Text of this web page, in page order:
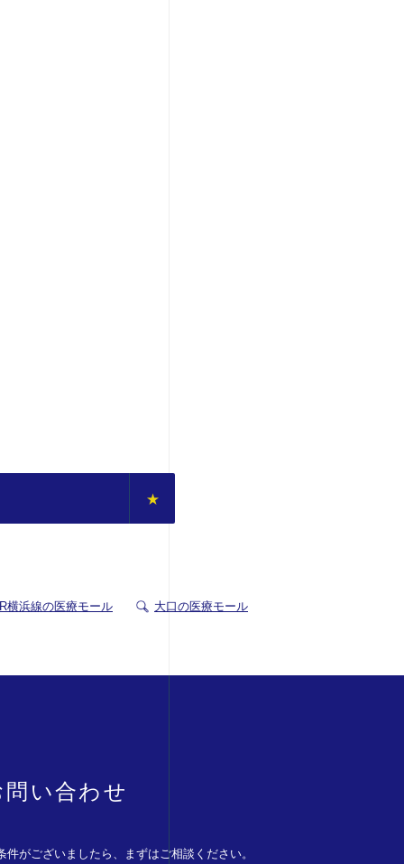
横浜線の医療モール 大口の医療モール
い合わせ
がございましたら、まずはご相談ください。